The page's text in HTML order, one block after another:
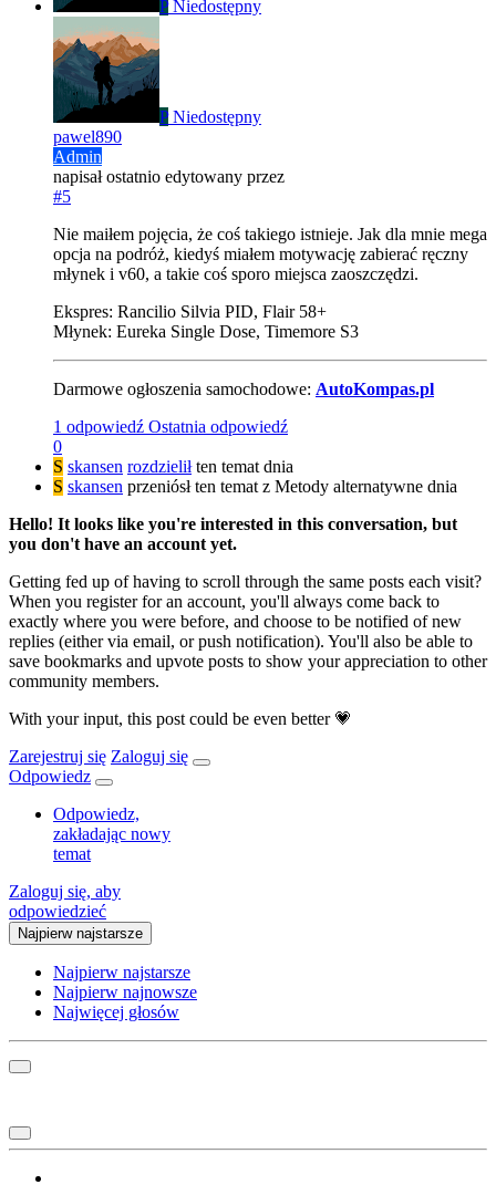
P Niedostępny
P Niedostępny
pawel890
Admin
napisałostatnio edytowany przez
#5
Nie maiłem pojęcia, że coś takiego istnieje. Jak dla mnie mega
opcja na podróż, kiedyś miałem motywację zabierać ręczny
młynek i v60, a takie coś sporo miejsca zaoszczędzi.
Ekspres: Rancilio Silvia PID, Flair 58+
Młynek: Eureka Single Dose, Timemore S3
Darmowe ogłoszenia samochodowe: AutoKompas.pl
1 odpowiedź Ostatnia odpowiedź
0
S skansen rozdzieliłten temat dnia
S skansen przeniósł ten temat z Metody alternatywne dnia
Hello! It looks like you're interested in this conversation, but
you don't have an account yet.
Getting fed up of having to scroll through the same posts each visit?
When you register for an account, you'll always come back to
exactly where you were before, and choose to be notified of new
replies (either via email, or push notification). You'll also be able to
save bookmarks and upvote posts to show your appreciation to other
community members.
With your input, this post could be even better 💗
Zarejestruj się Zaloguj się
Odpowiedz
Odpowiedz,
zakładając nowy
temat
Zaloguj się, aby
odpowiedzieć
Najpierw najstarsze
Najpierw najstarsze
Najpierw najnowsze
Najwięcej głosów